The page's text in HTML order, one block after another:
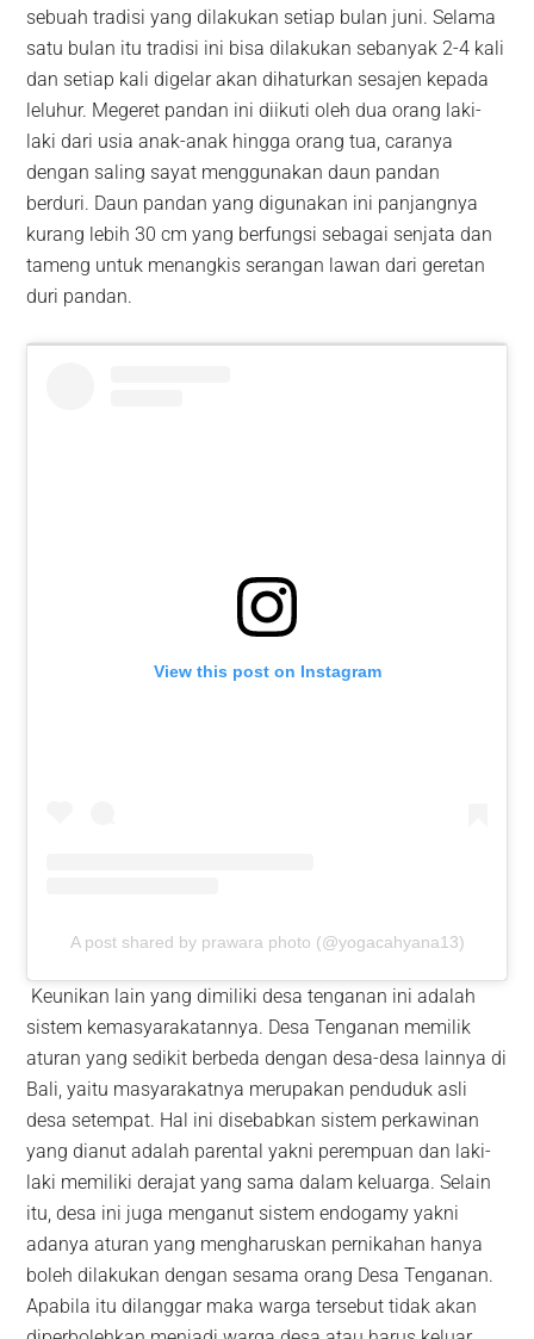
sebuah tradisi yang dilakukan setiap bulan juni. Selama
satu bulan itu tradisi ini bisa dilakukan sebanyak 2-4 kali
dan setiap kali digelar akan dihaturkan sesajen kepada
leluhur. Megeret pandan ini diikuti oleh dua orang laki-
laki dari usia anak-anak hingga orang tua, caranya
dengan saling sayat menggunakan daun pandan
berduri. Daun pandan yang digunakan ini panjangnya
kurang lebih 30 cm yang berfungsi sebagai senjata dan
tameng untuk menangkis serangan lawan dari geretan
duri pandan.
View this post on Instagram
A post shared by prawara photo (@yogacahyana13)
Keunikan lain yang dimiliki desa tenganan ini adalah
sistem kemasyarakatannya. Desa Tenganan memilik
aturan yang sedikit berbeda dengan desa-desa lainnya di
Bali, yaitu masyarakatnya merupakan penduduk asli
desa setempat. Hal ini disebabkan sistem perkawinan
yang dianut adalah parental yakni perempuan dan laki-
laki memiliki derajat yang sama dalam keluarga. Selain
itu, desa ini juga menganut sistem endogamy yakni
adanya aturan yang mengharuskan pernikahan hanya
boleh dilakukan dengan sesama orang Desa Tenganan.
Apabila itu dilanggar maka warga tersebut tidak akan